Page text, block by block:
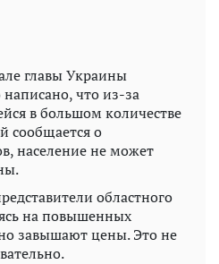
главы Украины
что из-за
в большом количестве
сообщается о
население не может
областного
на повышенных
завышают цены. Это не